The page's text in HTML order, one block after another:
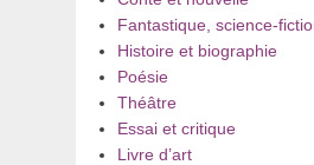
Fantastique, science-
Histoire et biographie
Poésie
Théâtre
Essai et critique
Livre d’art